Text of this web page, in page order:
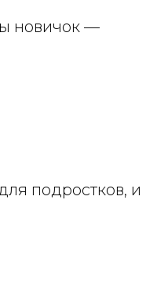
новичок —
подростков, и